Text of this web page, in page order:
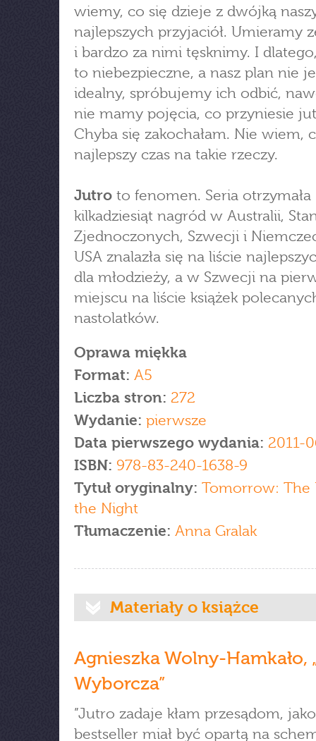
wiemy, co się dzieje z dwójką
najlepszych przyjaciół. Umieramy
i bardzo za nimi tęsknimy. I
to niebezpieczne, a nasz plan nie
idealny, spróbujemy ich odbić,
nie mamy pojęcia, co przyniesie
Chyba się zakochałam. Nie wiem,
najlepszy czas na takie rzeczy.
Jutro to fenomen. Seria otrzymała
kilkadziesiąt nagród w Australii,
Zjednoczonych, Szwecji i
USA znalazła się na liście
dla młodzieży, a w Szwecji na
miejscu na liście książek
nastolatków.
Oprawa miękka
Format: A5
Liczba stron: 272
Wydanie: pierwsze
Data pierwszego wydania: 2011-
ISBN: 978-83-240-1638-9
Tytuł oryginalny: Tomorrow: The
the Night
Tłumaczenie: Anna Gralak
Materiały o książce
Agnieszka Wolny-Hamkało,
Wyborcza”
”Jutro zadaje kłam przesądom,
bestseller miał być opartą na